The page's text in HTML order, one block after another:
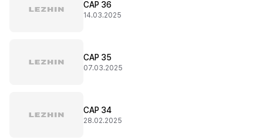
CAP 36
14.03.2025
CAP 35
07.03.2025
CAP 34
28.02.2025